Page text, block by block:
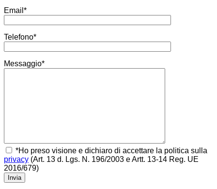
Email*
Telefono*
Messaggio*
*Ho preso visione e dichiaro di accettare la politica sulla
privacy (Art. 13 d. Lgs. N. 196/2003 e Artt. 13-14 Reg. UE
2016/679)